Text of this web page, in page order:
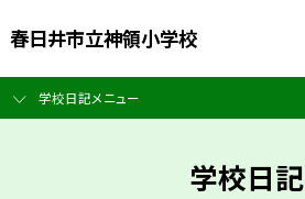
春日井市立神領小学校
学校日記メニュー
学校日記